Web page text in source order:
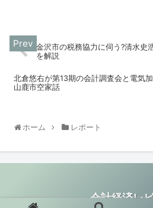
金沢市の税務協力に伺う?清水史
を解説
北倉悠右が第13期の会計調査会と電気
山鹿市空家話
ホーム レポート
会計経済レ